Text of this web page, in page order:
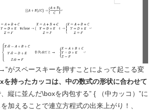
がスペースキーを押すことによって起こる変
を持ったカッコは、中の数式の形状に合わせて
、縦に並んだ\boxを内包する” { （中カッコ）”に
加えることで連立方程式の出来上がり！、